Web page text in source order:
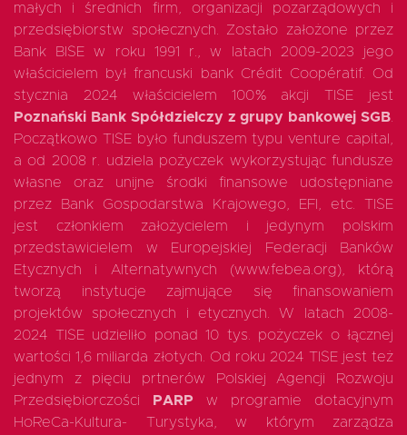
EN
małych i średnich firm, organizacji pozarządowych i
przedsiębiorstw społecznych. Zostało założone przez
Bank BISE w roku 1991 r., w latach 2009-2023 jego
właścicielem był francuski bank Crédit Coopératif. Od
stycznia 2024 właścicielem 100% akcji TISE jest
Poznański Bank Spółdzielczy z grupy bankowej SGB.
Początkowo TISE było funduszem typu venture capital,
a od 2008 r. udziela pożyczek wykorzystując fundusze
własne oraz unijne środki finansowe udostępniane
przez Bank Gospodarstwa Krajowego, EFI, etc. TISE
jest członkiem założycielem i jedynym polskim
przedstawicielem w Europejskiej Federacji Banków
Etycznych i Alternatywnych (www.febea.org), którą
tworzą instytucje zajmujące się finansowaniem
projektów społecznych i etycznych. W latach 2008-
2024 TISE udzieliło ponad 10 tys. pożyczek o łącznej
wartości 1,6 miliarda złotych. Od roku 2024 TISE jest też
jednym z pięciu prtnerów Polskiej Agencji Rozwoju
Przedsiębiorczości
PARP w programie dotacyjnym
HoReCa-Kultura- Turystyka, w którym zarządza